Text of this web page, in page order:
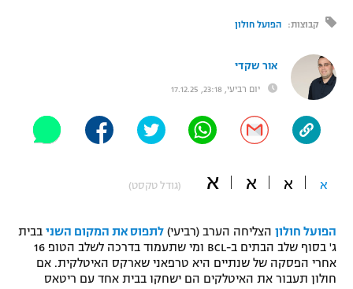
"מחצית בשכונה" – פודקאסט
משתתפים וזוכים בפרסים
תקנון משתתפים וזוכים בפרסים
תקנון עבור פעילות אלקטרה
תקנון עבור פעילות ספורט 1 – "מרלן"
גיימינג E-Sports
ליגות נוספות
UFC
היאבקות WWE
ספורט מוטורי
כדורמים
בייסבול MLB
קבוצות: הפועל חולון
אור שקדי
יום רביעי, 23:18, 17.12.25
א א א א (גודל טקסט)
הפועל חולון הצליחה הערב (רביעי) לתפוס את המקום השני בבית
ג' בסוף שלב הבתים ב-BCL ומי שתעמוד בדרכה לשלב הטופ 16
אחרי הפסקה של שנתיים היא טרפאני שארקס האיטלקית. אם
חולון תעבור את האיטלקים הם ישחקו בבית אחד עם ריטאס